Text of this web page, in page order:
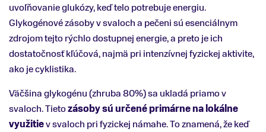
uvoľňovanie glukózy, keď telo potrebuje energiu.
Glykogénové zásoby v svaloch a pečeni sú esenciálnym
zdrojom tejto rýchlo dostupnej energie, a preto je ich
dostatočnosť kľúčová, najmä pri intenzívnej fyzickej aktivite,
ako je cyklistika.
Väčšina glykogénu (zhruba 80%) sa ukladá priamo v
svaloch. Tietozásoby sú určené primárne na lokálne
využitiev svaloch pri fyzickej námahe. To znamená, že keď